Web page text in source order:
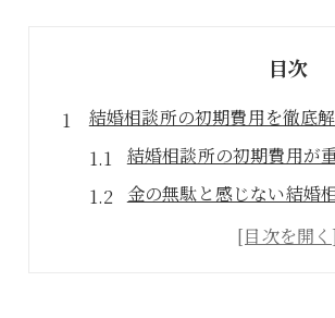
目次
結婚相談所の初期費用を徹底
結婚相談所の初期費用が
金の無駄と感じない結婚
結婚相談所やめた方がい